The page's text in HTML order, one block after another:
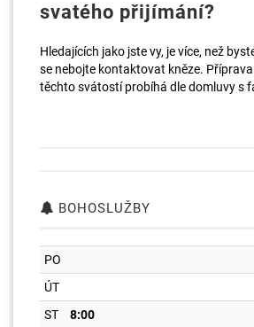
svatého přijímání?
Hledajících jako jste vy, je více, než
se nebojte kontaktovat kněze.
těchto svátostí probíhá dle domluvy s
BOHOSLUŽBY
PO
ÚT
ST
8:00